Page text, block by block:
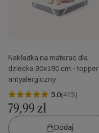
Nakładka na materac dla
dziecka 90x190 cm - topper
antyalergiczny
5.0(415)
79,99 zł
Dodaj